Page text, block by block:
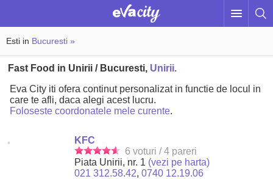
Esti in Bucuresti »
Fast Food in Unirii / Bucuresti, Unirii.
Eva City iti ofera continut personalizat in functie de locul in
care te afli, daca alegi acest lucru.
Foloseste coordonatele mele curente.
KFC
6 voturi / 4 pareri
Piata Unirii, nr. 1 (vezi pe harta)
021 312.58.42,0740 12.19.06